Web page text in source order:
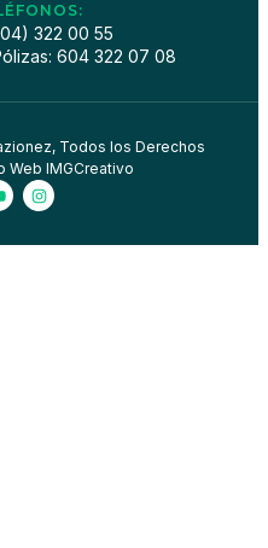
322 00 55
604 322 07 08
Todos los Derechos
Web IMGCreativo